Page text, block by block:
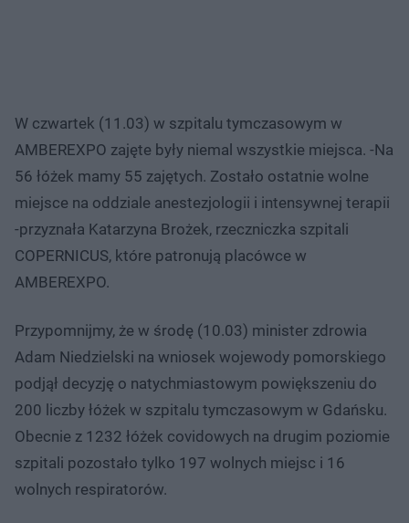
W czwartek (11.03) w szpitalu tymczasowym w
AMBEREXPO zajęte były niemal wszystkie miejsca. -Na
56 łóżek mamy 55 zajętych. Zostało ostatnie wolne
miejsce na oddziale anestezjologii i intensywnej terapii
-przyznała Katarzyna Brożek, rzeczniczka szpitali
COPERNICUS, które patronują placówce w
AMBEREXPO.
Przypomnijmy, że w środę (10.03) minister zdrowia
Adam Niedzielski na wniosek wojewody pomorskiego
podjął decyzję o natychmiastowym powiększeniu do
200 liczby łóżek w szpitalu tymczasowym w Gdańsku.
Obecnie z 1232 łóżek covidowych na drugim poziomie
szpitali pozostało tylko 197 wolnych miejsc i 16
wolnych respiratorów.